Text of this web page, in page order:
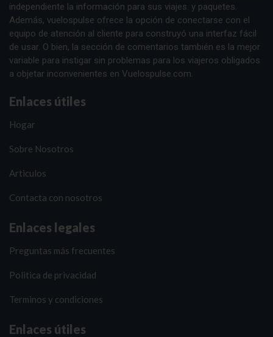
independiente la información para sus viajes. y paquetes.
Además, vuelospulse ofrece la opción de conectarse con el
equipo de atención al cliente para construyó una interfaz fácil
de usar. O bien, la sección de comentarios también es la mejor
variable para instigar sin problemas para los viajeros obligados
a objetar inconvenientes en Vuelospulse.com.
Enlaces útiles
Hogar
Sobre Nosotros
Articulos
Contacta con nosotros
Enlaces legales
Preguntas más frecuentes
Politica de privacidad
Terminos y condiciones
Enlaces útiles